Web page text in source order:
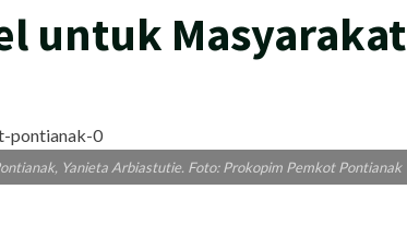
untuk Masyarakat
Yanieta Arbiastutie. Foto: Prokopim Pemkot Pontianak